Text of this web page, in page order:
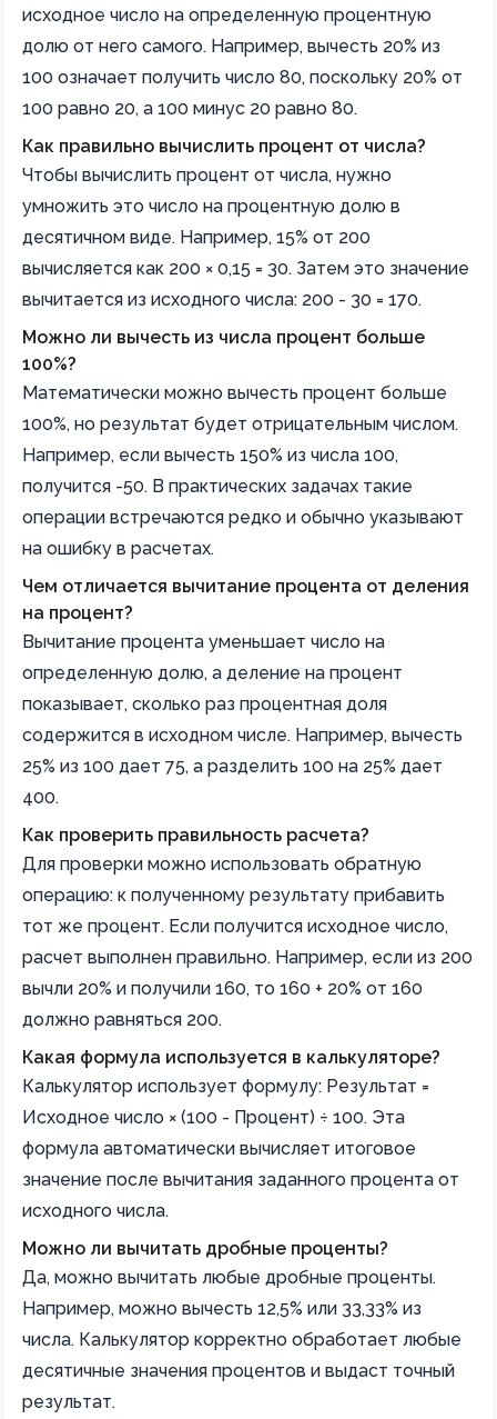
исходное число на определенную процентную
долю от него самого. Например, вычесть 20% из
100 означает получить число 80, поскольку 20% от
100 равно 20, а 100 минус 20 равно 80.
Как правильно вычислить процент от числа?
Чтобы вычислить процент от числа, нужно
умножить это число на процентную долю в
десятичном виде. Например, 15% от 200
вычисляется как 200 × 0,15 = 30. Затем это значение
вычитается из исходного числа: 200 - 30 = 170.
Можно ли вычесть из числа процент больше
100%?
Математически можно вычесть процент больше
100%, но результат будет отрицательным числом.
Например, если вычесть 150% из числа 100,
получится -50. В практических задачах такие
операции встречаются редко и обычно указывают
на ошибку в расчетах.
Чем отличается вычитание процента от деления
на процент?
Вычитание процента уменьшает число на
определенную долю, а деление на процент
показывает, сколько раз процентная доля
содержится в исходном числе. Например, вычесть
25% из 100 дает 75, а разделить 100 на 25% дает
400.
Как проверить правильность расчета?
Для проверки можно использовать обратную
операцию: к полученному результату прибавить
тот же процент. Если получится исходное число,
расчет выполнен правильно. Например, если из 200
вычли 20% и получили 160, то 160 + 20% от 160
должно равняться 200.
Какая формула используется в калькуляторе?
Калькулятор использует формулу: Результат =
Исходное число × (100 - Процент) ÷ 100. Эта
формула автоматически вычисляет итоговое
значение после вычитания заданного процента от
исходного числа.
Можно ли вычитать дробные проценты?
Да, можно вычитать любые дробные проценты.
Например, можно вычесть 12,5% или 33,33% из
числа. Калькулятор корректно обработает любые
десятичные значения процентов и выдаст точный
результат.